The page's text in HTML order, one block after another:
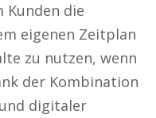
Kunden die
eigenen Zeitplan
zu nutzen, wenn
der Kombination
digitaler